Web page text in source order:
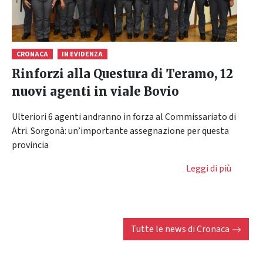
CRONACA IN EVIDENZA
Rinforzi alla Questura di Teramo, 12
nuovi agenti in viale Bovio
Ulteriori 6 agenti andranno in forza al Commissariato di
Atri. Sorgonà: un’importante assegnazione per questa
provincia
Leggi di più
Tutte le news diCronaca